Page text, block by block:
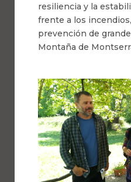
resiliencia y la
frente a los
prevención de
Montaña de